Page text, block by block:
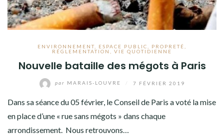
ENVIRONNEMENT ESPACE PUBLIC PROPRETÉ
RÉGLEMENTATION
VIE QUOTIDIENNE
Nouvelle bataille des mégots à Paris
par MARAIS-LOUVRE 7 FÉVRIER 2019
Dans sa séance du 05 février, le Conseil de Paris a voté la mise
en place d’une « rue sans mégots » dans chaque
arrondissement. Nous retrouvons…